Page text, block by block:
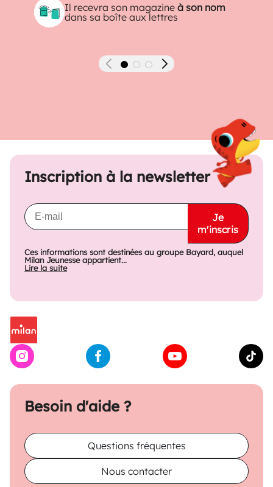
Il recevra son magazineà son nom
dans sa boîte aux lettres
Précédent Suivant
Besoin d'aide ?
Questions fréquentes
Nous contacter
Inscription à la newsletter
Je
m'inscris
Ces informations sont destinées au groupe Bayard, auquel
Milan Jeunesse appartient...
Lire la suite